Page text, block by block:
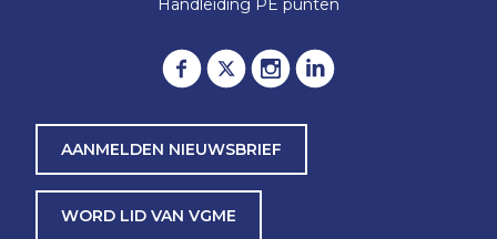
Handleiding PE punten
AANMELDEN NIEUWSBRIEF
WORD LID VAN VGME